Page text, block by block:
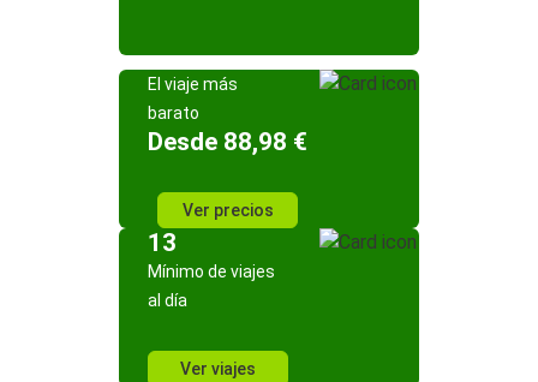
El viaje más
barato
Desde 88,98 €
Ver precios
13
Mínimo de viajes
al día
Ver viajes